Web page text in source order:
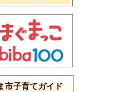
市子育てガイド